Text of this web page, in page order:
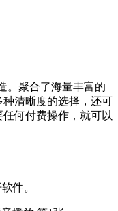
。聚合了海量丰富的
清晰度的选择，还可
何付费操作，就可以
件。